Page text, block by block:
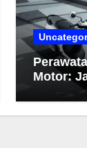
Motor:
Warna